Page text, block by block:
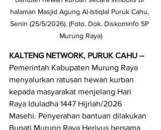
halaman Masjid Agung Al-Istiqlal Puruk Cahu,
Senin (25/5/2026). (Foto. Dok. Diskominfo SP
Murung Raya)
KALTENG NETWORK, PURUK CAHU –
Pemerintah Kabupaten Murung Raya
menyalurkan ratusan hewan kurban
kepada masyarakat menjelang Hari
Raya Iduladha 1447 Hijriah/2026
Masehi. Penyerahan bantuan dilakukan
Bupati Murung Raya Heriyus bersama